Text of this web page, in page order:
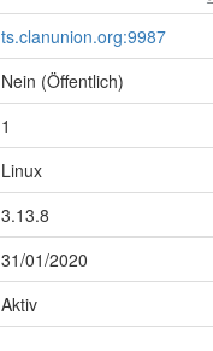
ts.clanunion.org:9987
Nein (Öffentlich)
1
Linux
3.13.8
31/01/2020
Aktiv